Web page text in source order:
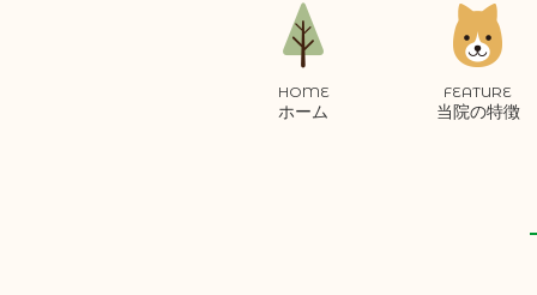
ホーム
HOME
当院の特徴
FEATURE